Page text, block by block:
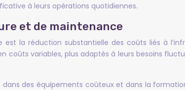
à leurs opérations quotidiennes.
et de maintenance
est la réduction substantielle des coûts liés à
coûts variables, plus adaptés à leurs besoins
dans des équipements coûteux et dans la